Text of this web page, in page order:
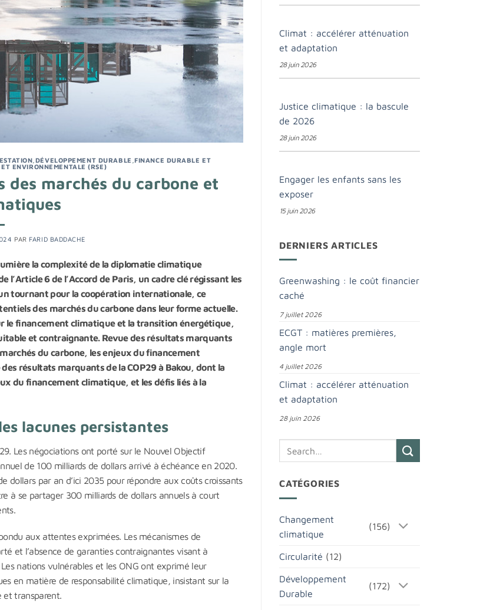
DÉVELOPPEMENT DURABLE ,FINANCE DURABLE ET
ENVIRONNEMENTALE (RSE)
des marchés du carbone et
PAR FARID BADDACHE
la complexité de la diplomatie climatique
6 de l’Accord de Paris, un cadre clé régissant les
tournant pour la coopération internationale, ce
des marchés du carbone dans leur forme actuelle.
le financement climatique et la transition énergétique,
et contraignante. Revue des résultats marquants
du carbone, les enjeux du financement
résultats marquants de la COP29 à Bakou, dont la
du financement climatique, et les défis liés à la
lacunes persistantes
Les négociations ont porté sur le Nouvel Objectif
de 100 milliards de dollars arrivé à échéance en 2020.
dollars par an d’ici 2035 pour répondre aux coûts croissants
à se partager 300 milliards de dollars annuels à court
aux attentes exprimées. Les mécanismes de
et l’absence de garanties contraignantes visant à
nations vulnérables et les ONG ont exprimé leur
en matière de responsabilité climatique, insistant sur la
et transparent.
Climat : accélérer atténuation
et adaptation
28 juin 2026
Justice climatique : la bascule
de 2026
28 juin 2026
Engager les enfants sans les
exposer
15 juin 2026
DERNIERS ARTICLES
Greenwashing : le coût financier
caché
7 juillet 2026
ECGT : matières premières,
angle mort
4 juillet 2026
Climat : accélérer atténuation
et adaptation
28 juin 2026
CATÉGORIES
Changement
climatique
(156)
Circularité (12)
Développement
Durable
(172)